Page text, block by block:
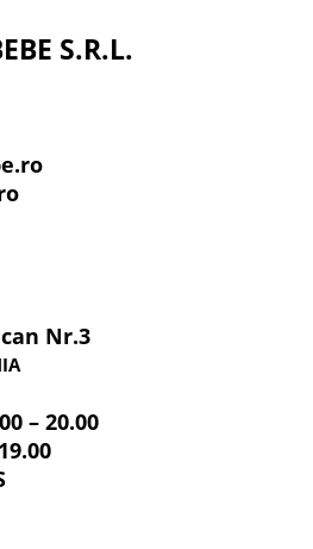
S.R.L.
Nr.3
– 20.00